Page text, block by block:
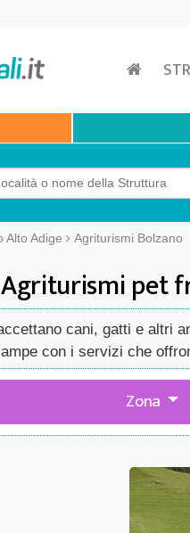
Alto Adige Agriturismi Bolzano
Agriturismi pet
cani, gatti e altri
con i servizi che
Zona